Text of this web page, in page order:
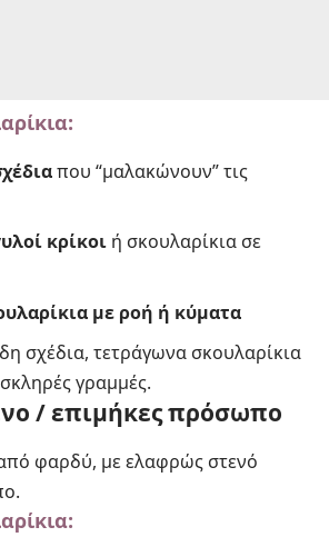
που “μαλακώνουν” τις
κρίκοι ή σκουλαρίκια σε
με ροή ή κύματα
σχέδια, τετράγωνα σκουλαρίκια
γραμμές.
/ επιμήκες πρόσωπο
φαρδύ, με ελαφρώς στενό